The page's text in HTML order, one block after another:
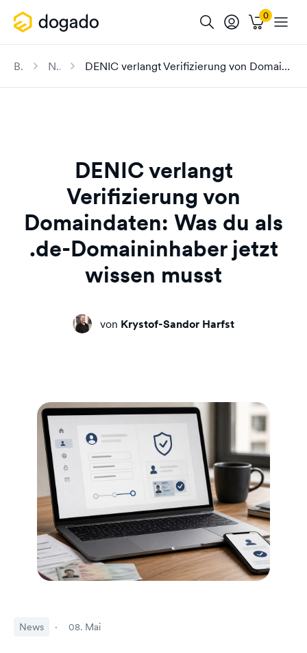
Blog News DENIC verlangt Verifizierung von Domaindaten: Was du als .de-Domaininhaber jetzt wissen musst
DENIC verlangt
Verifizierung von
Domaindaten: Was du als
.de-Domaininhaber jetzt
wissen musst
von Krystof-Sandor Harfst
News · 08. Mai